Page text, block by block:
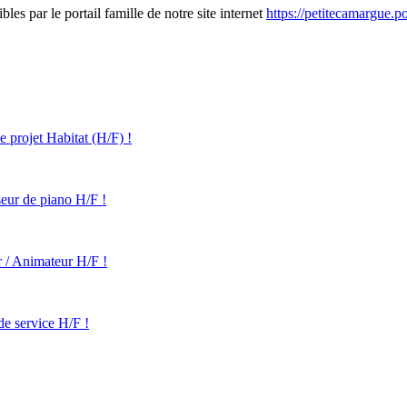
par le portail famille de notre site internet https://
projet Habitat (H/F) !
de piano H/F !
/ Animateur H/F !
service H/F !